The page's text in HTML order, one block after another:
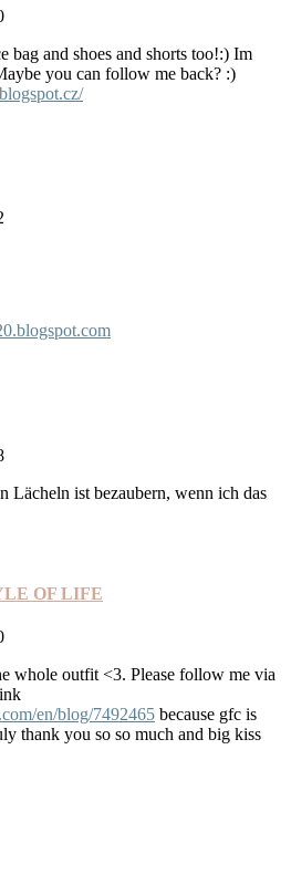
and shoes and shorts too!:) Im
you can follow me back? :)
Lächeln ist bezaubern, wenn ich das
OF LIFE
whole outfit <3. Please follow me via
en/blog/7492465 because gfc is
thank you so so much and big kiss